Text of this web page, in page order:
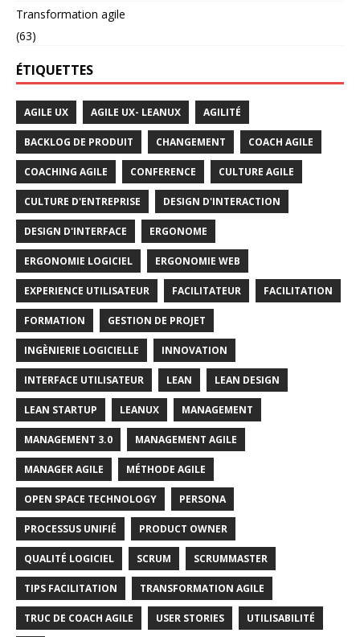
Transformation agile
(63)
ÉTIQUETTES
AGILE UX AGILE UX- LEANUX AGILITÉ
BACKLOG DE PRODUIT CHANGEMENT COACH AGILE
COACHING AGILE CONFERENCE CULTURE AGILE
CULTURE D'ENTREPRISE DESIGN D'INTERACTION
DESIGN D'INTERFACE ERGONOME
ERGONOMIE LOGICIEL ERGONOMIE WEB
EXPERIENCE UTILISATEUR FACILITATEUR FACILITATION
FORMATION GESTION DE PROJET
INGÈNIERIE LOGICIELLE INNOVATION
INTERFACE UTILISATEUR LEAN LEAN DESIGN
LEAN STARTUP LEANUX MANAGEMENT
MANAGEMENT 3.0 MANAGEMENT AGILE
MANAGER AGILE MÉTHODE AGILE
OPEN SPACE TECHNOLOGY PERSONA
PROCESSUS UNIFIÉ PRODUCT OWNER
QUALITÉ LOGICIEL SCRUM SCRUMMASTER
TIPS FACILITATION TRANSFORMATION AGILE
TRUC DE COACH AGILE USER STORIES UTILISABILITÉ